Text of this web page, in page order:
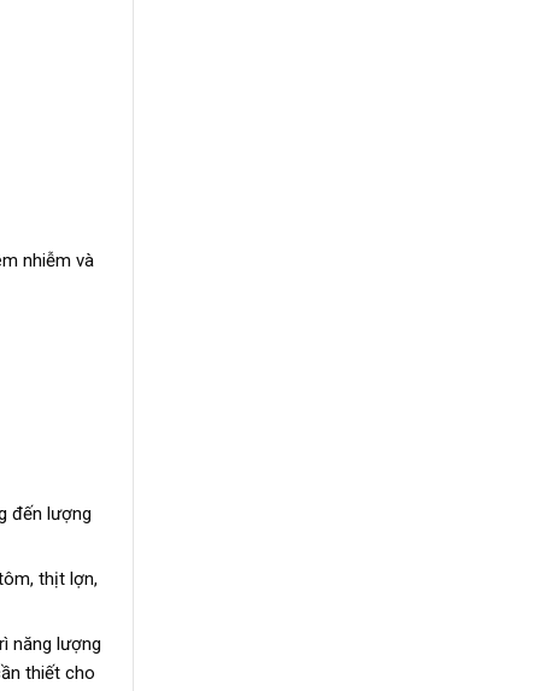
nhiễm và
đến lượng
thịt lợn,
năng lượng
thiết cho